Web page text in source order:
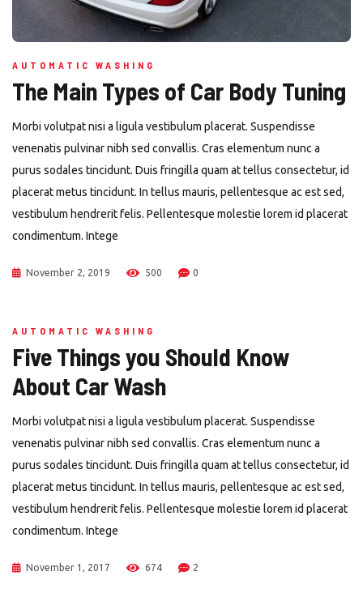
AUTOMATIC WASHING
The Main Types of Car Body Tuning
Morbi volutpat nisi a ligula vestibulum placerat. Suspendisse
venenatis pulvinar nibh sed convallis. Cras elementum nunc a
purus sodales tincidunt. Duis fringilla quam at tellus consectetur, id
placerat metus tincidunt. In tellus mauris, pellentesque ac est sed,
vestibulum hendrerit felis. Pellentesque molestie lorem id placerat
condimentum. Intege
November 2, 2019 500 0
AUTOMATIC WASHING
Five Things you Should Know
About Car Wash
Morbi volutpat nisi a ligula vestibulum placerat. Suspendisse
venenatis pulvinar nibh sed convallis. Cras elementum nunc a
purus sodales tincidunt. Duis fringilla quam at tellus consectetur, id
placerat metus tincidunt. In tellus mauris, pellentesque ac est sed,
vestibulum hendrerit felis. Pellentesque molestie lorem id placerat
condimentum. Intege
November 1, 2017 674 2